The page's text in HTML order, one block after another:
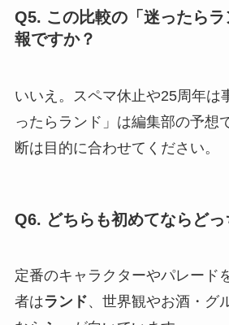
Q5. この比較の「迷ったら
報ですか？
いいえ。スペマ休止や25周年は
ったらランド」は編集部の予想
断は目的に合わせてください。
Q6. どちらも初めてならどっ
定番のキャラクターやパレード
者はランド、世界観やお酒・グ